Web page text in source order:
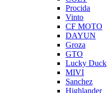
Procida
Vinto
CF MOTO
DAYUN
Groza
GTO
Lucky Duck
MIVI
Sanchez
Highlander